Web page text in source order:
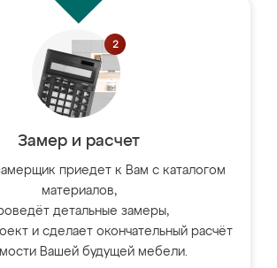
Замер и расчет
приедет к Вам с каталогом
материалов,
детальные замеры,
и сделает окончательный расчёт
Вашей будущей мебели.